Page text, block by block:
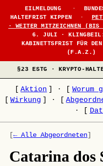
EILMELDUNG ·
HALTEFRIST KIPPEN
·
· WEITER MITZEICHNEN
6. JULI ·
KABINETTSFRIST FÜR
(F.A.Z.)
§23 ESTG · KRYPTO-
Aktion · Worum
Wirkung ·
·
[← Alle Abgeordneten]
Catarina dos